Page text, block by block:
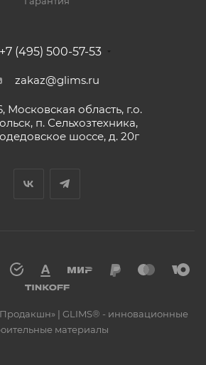
+7 (495) 500-57-53
zakaz@glims.ru
Московская область, г.о.
п. Сельхозтехника,
шоссе, д. 20г
| GLIMS® - инновационные
материалы